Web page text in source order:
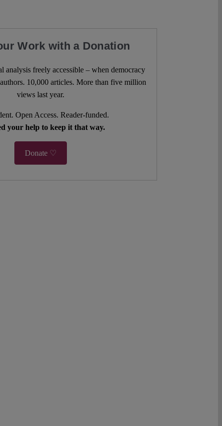
Work with a Donation
analysis freely accessible – when democracy
10,000 articles. More than five million
views last year.
Open Access. Reader-funded.
your help to keep it that way.
Donate ♡